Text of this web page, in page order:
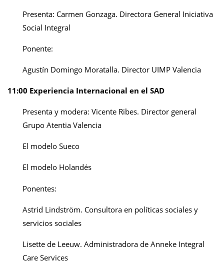
Presenta: Carmen Gonzaga. Directora General Iniciativa
Social Integral
Ponente:
Agustín Domingo Moratalla. Director UIMP Valencia
11:00 Experiencia Internacional en el SAD
Presenta y modera: Vicente Ribes. Director general
Grupo Atentia Valencia
El modelo Sueco
El modelo Holandés
Ponentes:
Astrid Lindström. Consultora en políticas sociales y
servicios sociales
Lisette de Leeuw. Administradora de Anneke Integral
Care Services